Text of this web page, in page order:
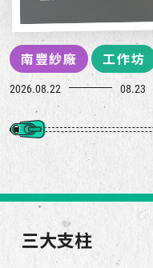
南豐紗廠 工作坊
2026.08.22 08.23
三大支柱